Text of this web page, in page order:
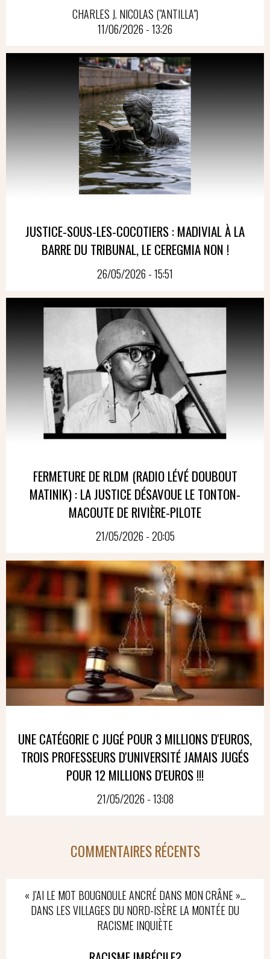
CHARLES J. NICOLAS ("ANTILLA")
11/06/2026 - 13:26
JUSTICE-SOUS-LES-COCOTIERS : MADIVIAL À LA
BARRE DU TRIBUNAL, LE CEREGMIA NON !
26/05/2026 - 15:51
FERMETURE DE RLDM (RADIO LÉVÉ DOUBOUT
MATINIK) : LA JUSTICE DÉSAVOUE LE TONTON-
MACOUTE DE RIVIÈRE-PILOTE
21/05/2026 - 20:05
UNE CATÉGORIE C JUGÉ POUR 3 MILLIONS D'EUROS,
TROIS PROFESSEURS D'UNIVERSITÉ JAMAIS JUGÉS
POUR 12 MILLIONS D'EUROS !!!
21/05/2026 - 13:08
COMMENTAIRES RÉCENTS
« J’AI LE MOT BOUGNOULE ANCRÉ DANS MON CRÂNE »…
DANS LES VILLAGES DU NORD-ISÈRE LA MONTÉE DU
RACISME INQUIÈTE